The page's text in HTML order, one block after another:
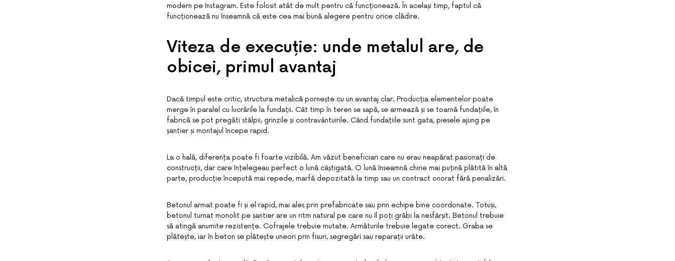
modern pe Instagram. Este folosit atât de mult pentru că funcționează. În același timp, faptul că
funcționează nu înseamnă că este cea mai bună alegere pentru orice clădire.
Viteza de execuție: unde metalul are, de
obicei, primul avantaj
Dacă timpul este critic, structura metalică pornește cu un avantaj clar. Producția elementelor poate
merge în paralel cu lucrările la fundații. Cât timp în teren se sapă, se armează și se toarnă fundațiile, în
fabrică se pot pregăti stâlpii, grinzile și contravântuirile. Când fundațiile sunt gata, piesele ajung pe
șantier și montajul începe rapid.
La o hală, diferența poate fi foarte vizibilă. Am văzut beneficiari care nu erau neapărat pasionați de
construcții, dar care înțelegeau perfect o lună câștigată. O lună înseamnă chirie mai puțină plătită în altă
parte, producție începută mai repede, marfă depozitată la timp sau un contract onorat fără penalizări.
Betonul armat poate fi și el rapid, mai ales prin prefabricate sau prin echipe bine coordonate. Totuși,
betonul turnat monolit pe șantier are un ritm natural pe care nu îl poți grăbi la nesfârșit. Betonul trebuie
să atingă anumite rezistențe. Cofrajele trebuie mutate. Armăturile trebuie legate corect. Graba se
plătește, iar în beton se plătește uneori prin fisuri, segregări sau reparații urâte.